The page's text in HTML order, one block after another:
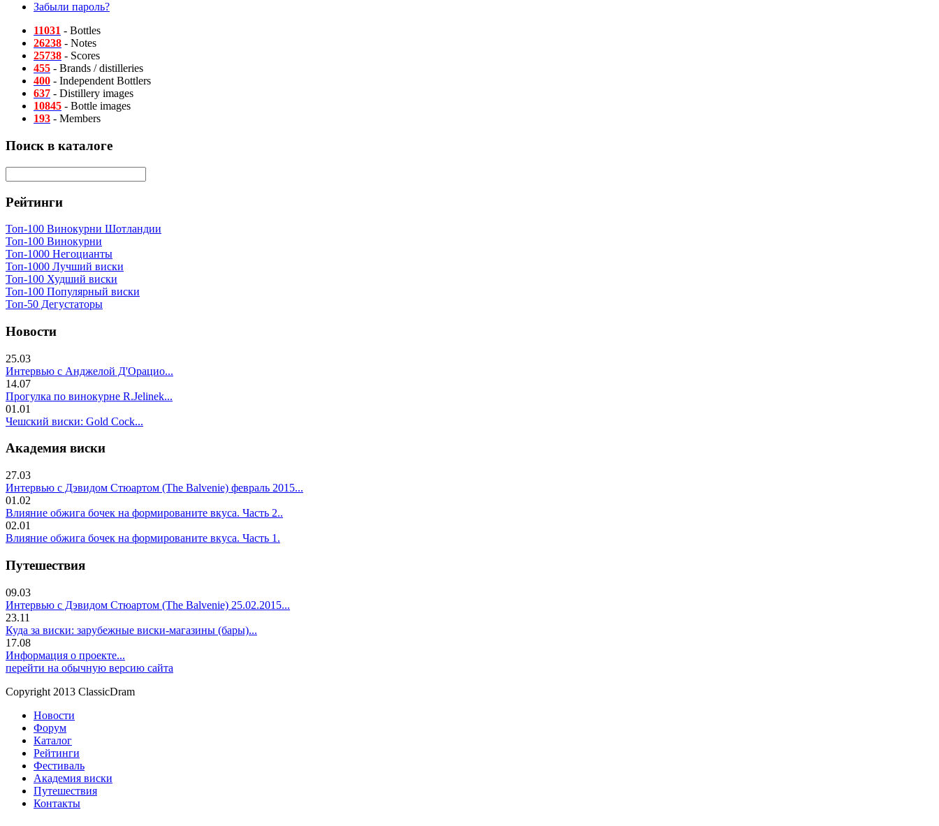
Забыли пароль?
11031 - Bottles
26238 - Notes
25738 - Scores
455 - Brands / distilleries
400 - Independent Bottlers
637 - Distillery images
10845 - Bottle images
193 - Members
Поиск в каталоге
Рейтинги
Топ-100 Винокурни Шотландии
Топ-100 Винокурни
Топ-1000 Негоцианты
Топ-1000 Лучший виски
Топ-100 Худший виски
Топ-100 Популярный виски
Топ-50 Дегустаторы
Новости
25.03
Интервью с Анджелой Д'Орацио...
14.07
Прогулка по винокурне R.Jelinek...
01.01
Чешский виски: Gold Cock...
Академия виски
27.03
Интервью с Дэвидом Стюартом (The Balvenie) февраль 2015...
01.02
Влияние обжига бочек на формированите вкуса. Часть 2..
02.01
Влияние обжига бочек на формированите вкуса. Часть 1.
Путешествия
09.03
Интервью с Дэвидом Стюартом (The Balvenie) 25.02.2015...
23.11
Куда за виски: зарубежные виски-магазины (бары)...
17.08
Информация о проекте...
перейти на обычную версию сайта
Copyright 2013 ClassicDram
Новости
Форум
Каталог
Рейтинги
Фестиваль
Академия виски
Путешествия
Контакты